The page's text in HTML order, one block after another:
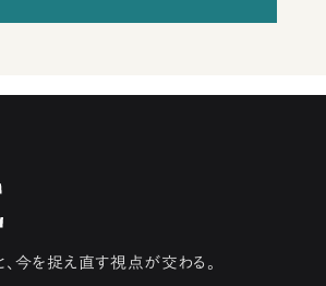
今を捉え直す視点が交わる。